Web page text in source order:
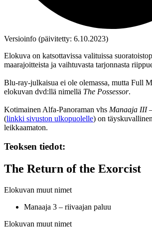
Versioinfo (päivitetty: 6.10.2023)
Elokuva on katsottavissa valituissa
maarajoitteista ja vaihtuvasta tarjonnasta
Blu‑ray‑julkaisua ei ole olemassa, mutta Full
elokuvan dvd:llä nimellä The Possessor.
Kotimainen Alfa-Panoraman vhs Manaaja III
(linkki sivuston ulkopuolelle) on
leikkaamaton.
Teoksen tiedot:
The Return of the Exorcist
Elokuvan muut nimet
Manaaja 3 – riivaajan paluu
Elokuvan muut nimet